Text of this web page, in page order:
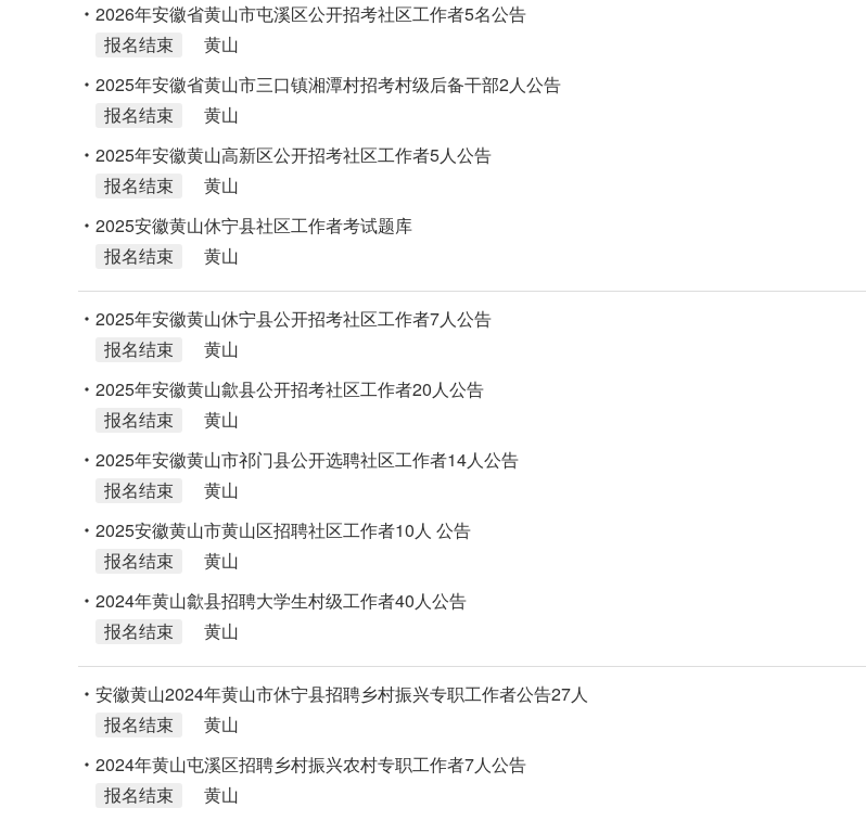
2026年安徽省黄山市屯溪区公开招考社区工作者5名公告
报名结束
黄山
2025年安徽省黄山市三口镇湘潭村招考村级后备干部2人公告
报名结束
黄山
2025年安徽黄山高新区公开招考社区工作者5人公告
报名结束
黄山
2025安徽黄山休宁县社区工作者考试题库
报名结束
黄山
2025年安徽黄山休宁县公开招考社区工作者7人公告
报名结束
黄山
2025年安徽黄山歙县公开招考社区工作者20人公告
报名结束
黄山
2025年安徽黄山市祁门县公开选聘社区工作者14人公告
报名结束
黄山
2025安徽黄山市黄山区招聘社区工作者10人 公告
报名结束
黄山
2024年黄山歙县招聘大学生村级工作者40人公告
报名结束
黄山
安徽黄山2024年黄山市休宁县招聘乡村振兴专职工作者公告27人
报名结束
黄山
2024年黄山屯溪区招聘乡村振兴农村专职工作者7人公告
报名结束
黄山